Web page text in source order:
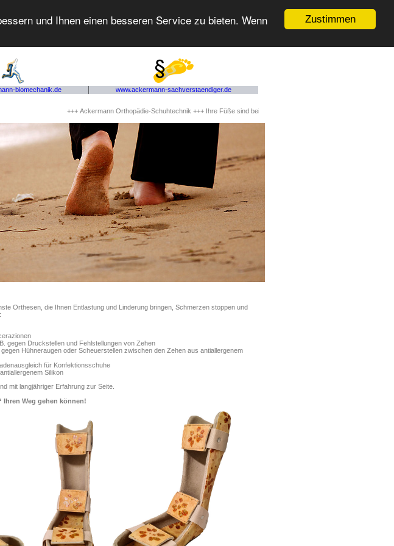
Zustimmen
und Ihnen einen besseren Service zu bieten. Wenn
biomechanik.de www.ackermann-sachverstaendiger.de
+++ Ackermann Orthopädie-Schuhtechnik +++ Ihre Füße sind bei uns in guten Händen! +++ schmerzfreies
Orthesen, die Ihnen Entlastung und Linderung bringen, Schmerzen stoppen und
gegen Druckstellen und Fehlstellungen von Zehen
Hühneraugen oder Scheuerstellen zwischen den Zehen aus antiallergenem
für Konfektionsschuhe
Silikon
mit langjähriger Erfahrung zur Seite.
Weg gehen können!